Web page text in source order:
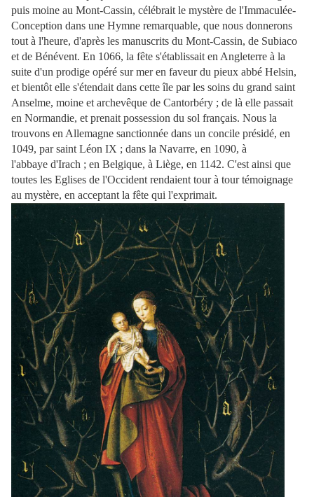
puis moine au Mont-Cassin, célébrait le mystère de l'Immaculée-
Conception dans une Hymne remarquable, que nous donnerons
tout à l'heure, d'après les manuscrits du Mont-Cassin, de Subiaco
et de Bénévent. En 1066, la fête s'établissait en Angleterre à la
suite d'un prodige opéré sur mer en faveur du pieux abbé Helsin,
et bientôt elle s'étendait dans cette île par les soins du grand saint
Anselme, moine et archevêque de Cantorbéry ; de là elle passait
en Normandie, et prenait possession du sol français. Nous la
trouvons en Allemagne sanctionnée dans un concile présidé, en
1049, par saint Léon IX ; dans la Navarre, en 1090, à
l'abbaye d'Irach ; en Belgique, à Liège, en 1142. C'est ainsi que
toutes les Eglises de l'Occident rendaient tour à tour témoignage
au mystère, en acceptant la fête qui l'exprimait.